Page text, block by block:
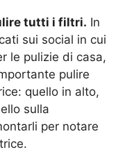
tutti i filtri. In
sui social in cui
le pulizie di casa,
pulire
quello in alto,
sulla
per notare